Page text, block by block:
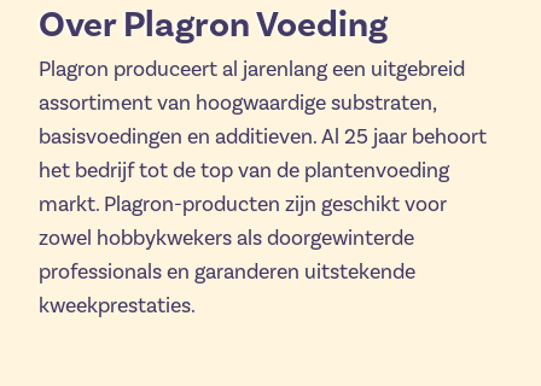
Over Plagron Voeding
Plagron produceert al jarenlang een uitgebreid
assortiment van hoogwaardige substraten,
basisvoedingen en additieven. Al 25 jaar behoort
het bedrijf tot de top van de plantenvoeding
markt. Plagron-producten zijn geschikt voor
zowel hobbykwekers als doorgewinterde
professionals en garanderen uitstekende
kweekprestaties.